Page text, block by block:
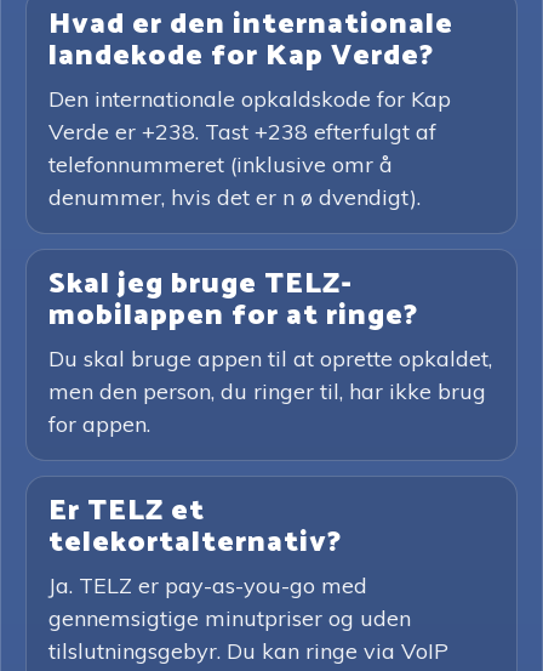
Hvad er den internationale
landekode for Kap Verde?
Den internationale opkaldskode for Kap
Verde er +238. Tast +238 efterfulgt af
telefonnummeret (inklusive omr å
denummer, hvis det er n ø dvendigt).
Skal jeg bruge TELZ-
mobilappen for at ringe?
Du skal bruge appen til at oprette opkaldet,
men den person, du ringer til, har ikke brug
for appen.
Er TELZ et
telekortalternativ?
Ja. TELZ er pay-as-you-go med
gennemsigtige minutpriser og uden
tilslutningsgebyr. Du kan ringe via VoIP